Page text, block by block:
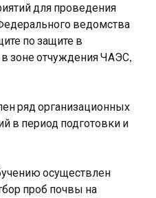
для проведения
ведомства
по защите в
зоне отчуждения ЧАЭС,
ряд организационных
в период подготовки и
осуществлен
проб почвы на